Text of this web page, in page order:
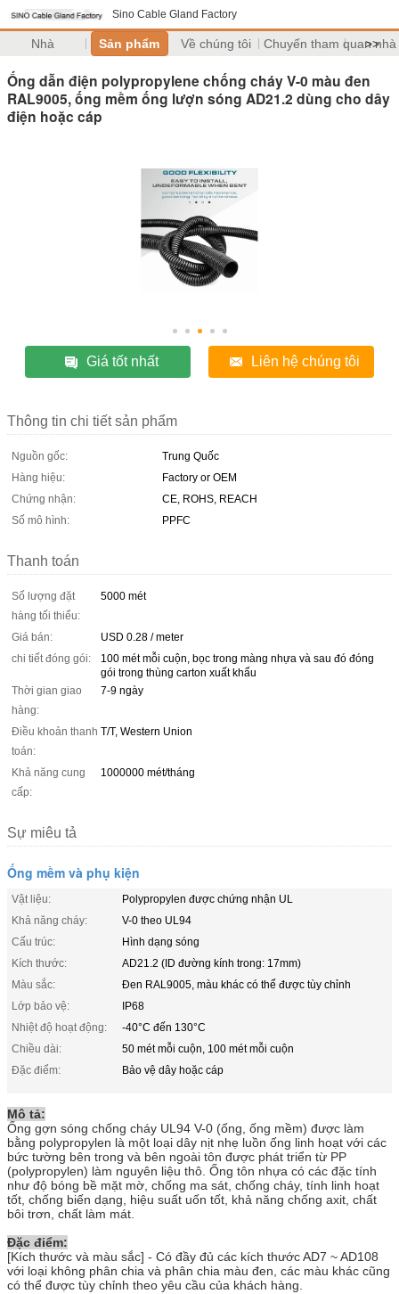
Sino Cable Gland Factory
Nhà Sản phẩm Về chúng tôi Chuyến tham quan nhà
>>
Ống dẫn điện polypropylene chống cháy V-0 màu đen
RAL9005, ống mềm ống lượn sóng AD21.2 dùng cho dây
điện hoặc cáp
Giá tốt nhất Liên hệ chúng tôi
Thông tin chi tiết sản phẩm
Nguồn gốc:
Trung Quốc
Hàng hiệu:
Factory or OEM
Chứng nhận:
CE, ROHS, REACH
Số mô hình:
PPFC
Thanh toán
Số lượng đặt
hàng tối thiểu:
5000 mét
Giá bán:
USD 0.28 / meter
chi tiết đóng gói:
100 mét mỗi cuộn, bọc trong màng nhựa và sau đó đóng
gói trong thùng carton xuất khẩu
Thời gian giao
hàng:
7-9 ngày
Điều khoản thanh
toán:
T/T, Western Union
Khả năng cung
cấp:
1000000 mét/tháng
Sự miêu tả
Ống mềm và phụ kiện
Vật liệu:
Polypropylen được chứng nhận UL
Khả năng cháy:
V-0 theo UL94
Cấu trúc:
Hình dạng sóng
Kích thước:
AD21.2 (ID đường kính trong: 17mm)
Màu sắc:
Đen RAL9005, màu khác có thể được tùy chỉnh
Lớp bảo vệ:
IP68
Nhiệt độ hoạt động:
-40°C đến 130°C
Chiều dài:
50 mét mỗi cuộn, 100 mét mỗi cuộn
Đặc điểm:
Bảo vệ dây hoặc cáp
Mô tả:
Ống gợn sóng chống cháy UL94 V-0 (ống, ống mềm) được làm
bằng polypropylen là một loại dây nịt nhẹ luồn ống linh hoạt với các
bức tường bên trong và bên ngoài tôn được phát triển từ PP
(polypropylen) làm nguyên liệu thô. Ống tôn nhựa có các đặc tính
như độ bóng bề mặt mờ, chống ma sát, chống cháy, tính linh hoạt
tốt, chống biến dạng, hiệu suất uốn tốt, khả năng chống axit, chất
bôi trơn, chất làm mát.
Đặc điểm:
[Kích thước và màu sắc] - Có đầy đủ các kích thước AD7 ~ AD108
với loại không phân chia và phân chia màu đen, các màu khác cũng
có thể được tùy chỉnh theo yêu cầu của khách hàng.